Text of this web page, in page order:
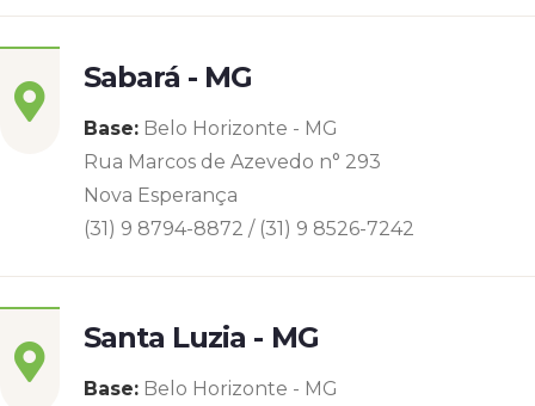
Sabará - MG
Base: Belo Horizonte - MG
Rua Marcos de Azevedo n° 293
Nova Esperança
(31) 9 8794-8872 / (31) 9 8526-7242
Santa Luzia - MG
Base: Belo Horizonte - MG